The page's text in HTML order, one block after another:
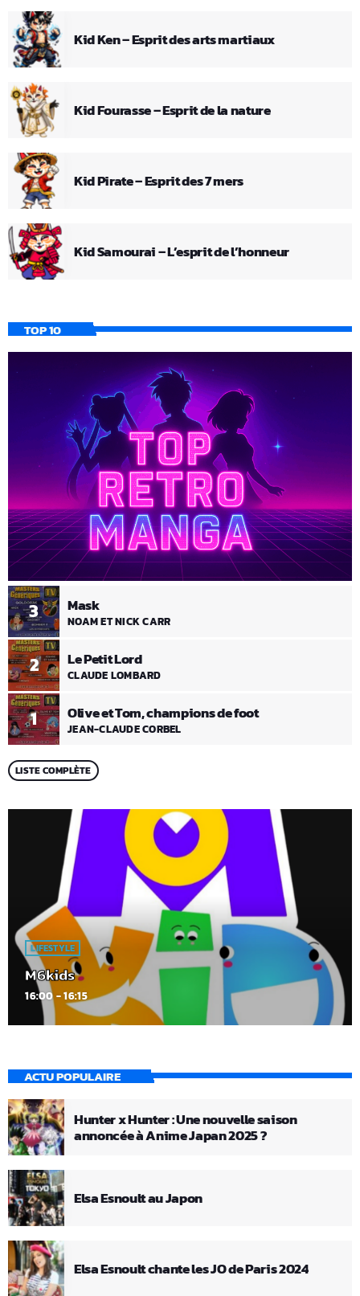
Kid Ken – Esprit des arts martiaux
Kid Fourasse – Esprit de la nature
Kid Pirate – Esprit des 7 mers
Kid Samourai – L’esprit de l’honneur
TOP 10
1 Olive et Tom, champions de foot
JEAN-CLAUDE CORBEL
2 Le Petit Lord
CLAUDE LOMBARD
3 Mask
NOAM ET NICK CARR
LISTE COMPLÈTE
LIFESTYLE
M6kids
16:00 - 16:15
ACTU POPULAIRE
Hunter x Hunter : Une nouvelle saison
annoncée à Anime Japan 2025 ?
Elsa Esnoult au Japon
Elsa Esnoult chante les JO de Paris 2024